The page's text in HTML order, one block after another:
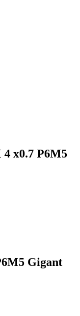
х0.7 Р6М5
Gigant